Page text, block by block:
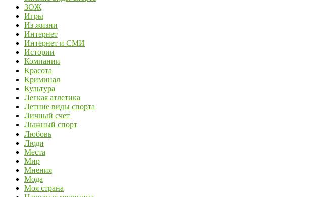
ЗОЖ
Игры
Из жизни
Интернет
Интернет и СМИ
Истории
Компании
Красота
Криминал
Культура
Легкая атлетика
Летние виды спорта
Личный счет
Лыжный спорт
Любовь
Люди
Места
Мир
Мнения
Мода
Моя страна